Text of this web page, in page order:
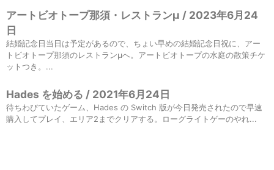
アートビオトープ那須・レストランμ / 2023年6月24
日
結婚記念日当日は予定があるので、ちょい早めの結婚記念日祝に、アー
トビオトープ那須のレストランμへ。アートビオトープの水庭の散策チケ
ットつき。...
Hades を始める / 2021年6月24日
待ちわびていたゲーム、Hades の Switch 版が今日発売されたので早速
購入してプレイ、エリア2までクリアする。ローグライトゲーのやれ...